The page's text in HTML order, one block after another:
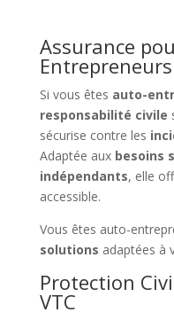
Assurance
Entrepreneurs
Si vous êtes auto-
responsabilité civile
sécurise contre les
Adaptée aux besoins
indépendants, elle
accessible.
Vous êtes auto-
solutions adaptées à
Protection
VTC